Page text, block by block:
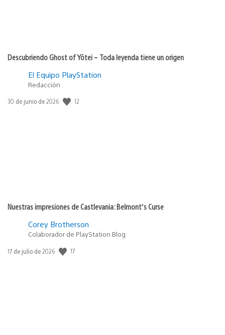
Descubriendo Ghost of Yōtei – Toda leyenda tiene un origen
El Equipo PlayStation
Redacción
Fecha
30 de junio de 2026 12
Nuestras impresiones de Castlevania: Belmont’s Curse
Corey Brotherson
Colaborador de PlayStation Blog
Fecha
17 de julio de 2026 17